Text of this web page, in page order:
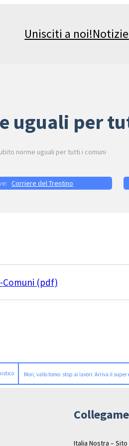
Unisciti a noi!Notizie
uguali per
norme uguali per tutti i comuni
Corriere del Trentino
(pdf)
Mori, vallo tomo: stop ai lavori. Arriva il super
Italia Nostra – Sito